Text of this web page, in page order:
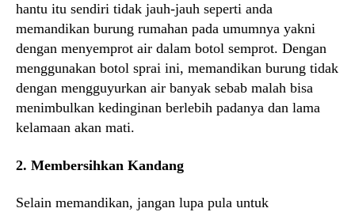
hantu itu sendiri tidak jauh-jauh seperti anda
memandikan burung rumahan pada umumnya yakni
dengan menyemprot air dalam botol semprot. Dengan
menggunakan botol sprai ini, memandikan burung tidak
dengan mengguyurkan air banyak sebab malah bisa
menimbulkan kedinginan berlebih padanya dan lama
kelamaan akan mati.
2. Membersihkan Kandang
Selain memandikan, jangan lupa pula untuk